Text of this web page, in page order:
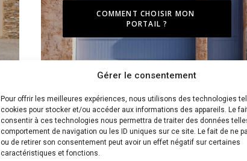
Gérer le consentement
Pour offrir les meilleures expériences, nous utilisons des technologies
cookies pour stocker et/ou accéder aux informations des appareils. Le
consentir à ces technologies nous permettra de traiter des données
comportement de navigation ou les ID uniques sur ce site. Le fait de ne
ou de retirer son consentement peut avoir un effet négatif sur certaines
caractéristiques et fonctions.
COMMENT CHOISIR MON
PORTAIL ?